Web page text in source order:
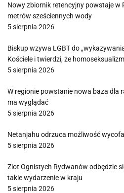
Nowy zbiornik retencyjny powstaje w
metrów sześciennych wody
5 sierpnia 2026
Biskup wzywa LGBT do
Kościele i twierdzi, że
5 sierpnia 2026
W regionie powstanie nowa baza dla
ma wyglądać
5 sierpnia 2026
Netanjahu odrzuca możliwość
5 sierpnia 2026
Zlot Ognistych Rydwanów odbędzie
takie wydarzenie w kraju
5 sierpnia 2026